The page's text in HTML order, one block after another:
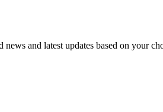
and latest updates based on your